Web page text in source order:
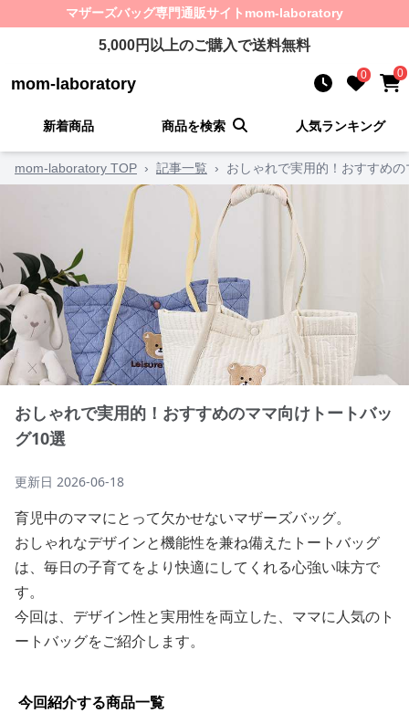
マザーズバッグ専門通販サイト mom-laboratory
5,000円以上のご購入で送料無料
mom-laboratory 0 0
新着商品 商品を検索 人気ランキング
mom-laboratory TOP › 記事一覧 › おしゃれで実用的！おすすめ
おしゃれで実用的！おすすめのママ向けトートバッ
グ10選
更新日 2026-06-18
育児中のママにとって欠かせないマザーズバッグ。
おしゃれなデザインと機能性を兼ね備えたトートバッグ
は、毎日の子育てをより快適にしてくれる心強い味方で
す。
今回は、デザイン性と実用性を両立した、ママに人気のト
ートバッグをご紹介します。
今回紹介する商品一覧